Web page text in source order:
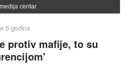
medija centar
5 godina
protiv mafije, to su